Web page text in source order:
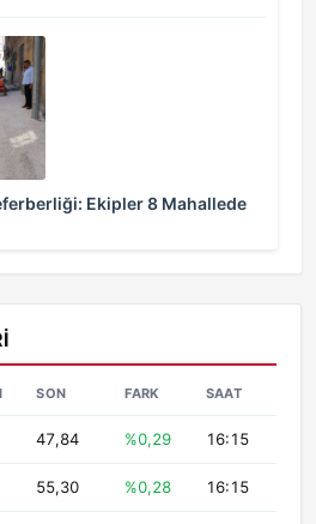
Ekipler 8 Mahallede
SON FARK SAAT
47,84 %0,29 16:15
55,30 %0,28 16:15